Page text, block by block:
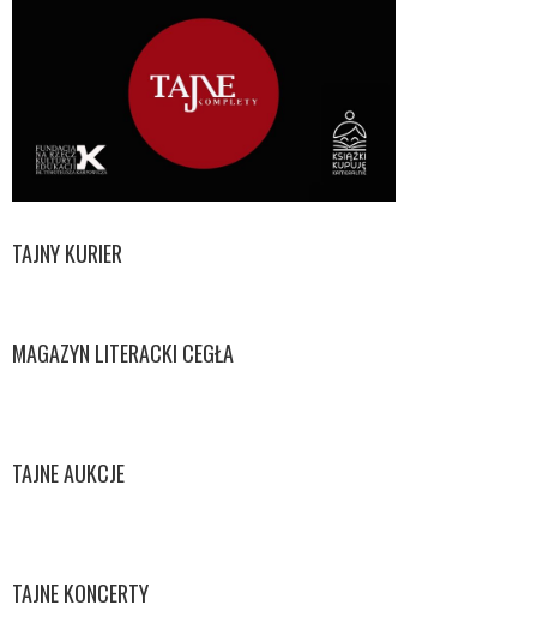
TAJNY KURIER
MAGAZYN LITERACKI CEGŁA
TAJNE AUKCJE
TAJNE KONCERTY